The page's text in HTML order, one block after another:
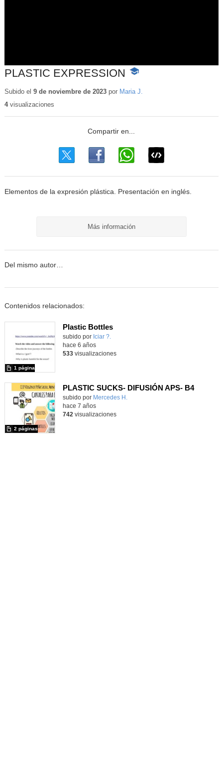
PLASTIC EXPRESSION
-
educativo
Subido el 9 de noviembre de 2023por Maria J.
4visualizaciones
Elementos de la expresión plástica. Presentación en inglés.
Más información
Del mismo autor…
Contenidos relacionados:
Plastic Bottles
Contenido educativo.
subido por Iciar ?.
1 página
hace 6 años
533visualizaciones
PLASTIC SUCKS- DIFUSIÓN APS- B4
subido por Mercedes H.
2 páginas
hace 7 años
742 visualizaciones